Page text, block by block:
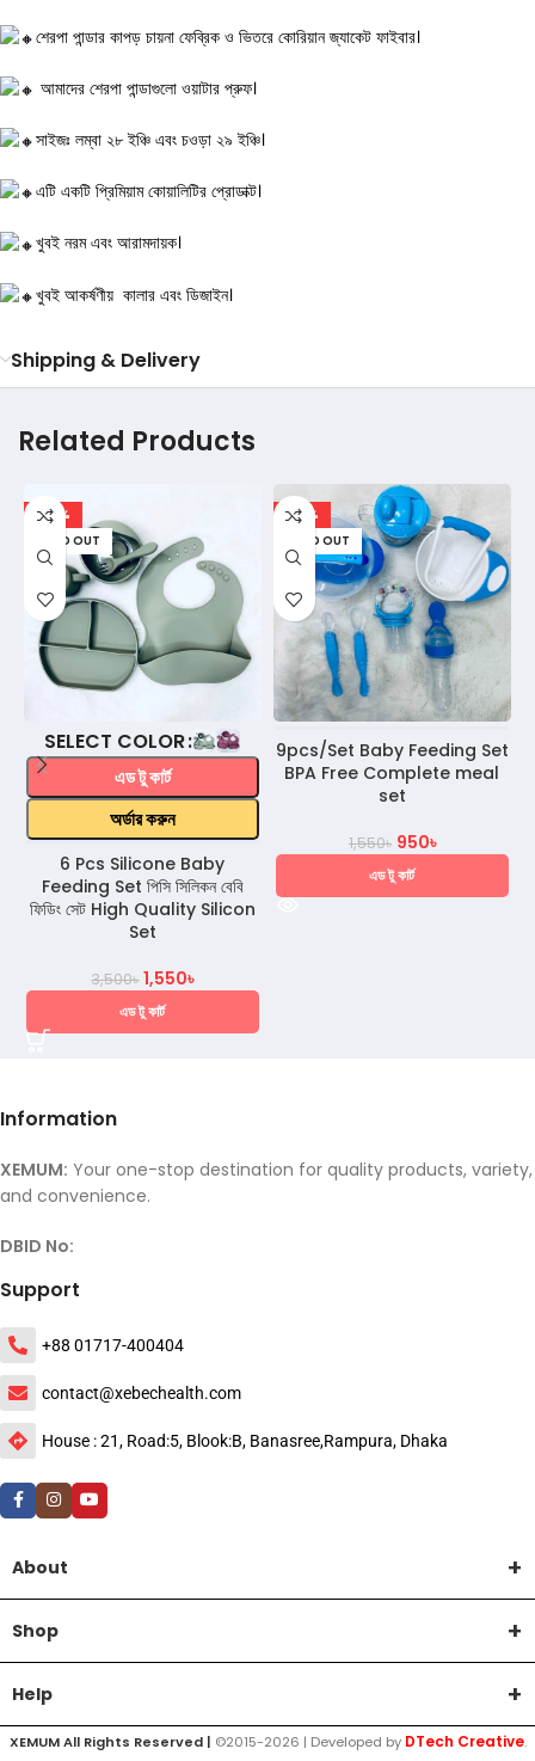
শেরপা পান্ডার কাপড় চায়না ফেব্রিক ও ভিতরে কোরিয়ান জ্যাকেট ফাইবার।
আমাদের শেরপা পান্ডাগুলো ওয়াটার প্রুফ।
সাইজঃ লম্বা ২৮ ইঞ্চি এবং চওড়া ২৯ ইঞ্চি।
এটি একটি প্রিমিয়াম কোয়ালিটির প্রোডাক্ট।
খুবই নরম এবং আরামদায়ক।
খুবই আকর্ষণীয় কালার এবং ডিজাইন।
Shipping & Delivery
Related Products
-56%
SOLD OUT
COLOR
এড টু কার্ট
অর্ডার করুন
6 Pcs Silicone Baby
Feeding Set পিসি সিলিকন বেবি
ফিডিং সেট High Quality Silicon
Set
3,500৳ 1,550৳
এড টু কার্ট
-39%
SOLD OUT
9pcs/Set Baby Feeding Set
BPA Free Complete meal
set
1,550৳ 950৳
এড টু কার্ট
Information
XEMUM: Your one-stop destination for quality products, variety,
and convenience.
DBID No:
Support
+88 01717-400404
contact@xebechealth.com
House : 21, Road:5, Blook:B, Banasree,Rampura, Dhaka
About
Shop
Help
XEMUM All Rights Reserved | ©2015-2026 | Developed by DTech Creative.